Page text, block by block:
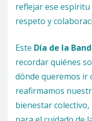
reflejar ese
respeto y
Este Día de la
recordar quiénes
dónde queremos ir
reafirmamos
bienestar